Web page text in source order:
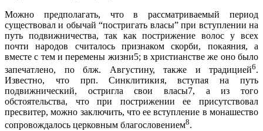
Можно предполагать, что в рассматриваемый период
существовал и обычай “постригать власы” при вступлении на
путь подвижничества, так как пострижение волос у всех
почти народов считалось признаком скорби, покаяния, а
вместе с тем и перемены жизни5; в христианстве же оно было
запечатлено, по блж. Августину, также и традицией6.
Известно, что прп. Синклитикия, вступая на путь
подвижнический, остригла свои власы7, а из того
обстоятельства, что при пострижении ее присутствовал
пресвитер, можно заключить, что ее вступление в монашество
сопровождалось церковным благословением8.